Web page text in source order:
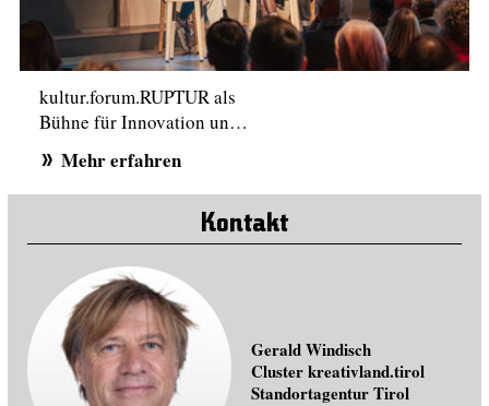
kultur.forum.RUPTUR als
Bühne für Innovation un…
Mehr erfahren
Kontakt
Gerald Windisch
Cluster kreativland.tirol
Standortagentur Tirol